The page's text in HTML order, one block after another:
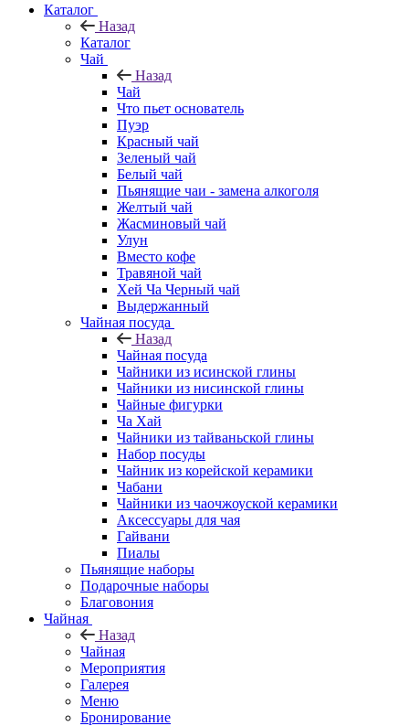
Каталог
Назад
Каталог
Чай
Назад
Чай
Что пьет основатель
Пуэр
Красный чай
Зеленый чай
Белый чай
Пьянящие чаи - замена алкоголя
Желтый чай
Жасминовый чай
Улун
Вместо кофе
Травяной чай
Хей Ча Черный чай
Выдержанный
Чайная посуда
Назад
Чайная посуда
Чайники из исинской глины
Чайники из нисинской глины
Чайные фигурки
Ча Хай
Чайники из тайваньской глины
Набор посуды
Чайник из корейской керамики
Чабани
Чайники из чаочжоуской керамики
Аксессуары для чая
Гайвани
Пиалы
Пьянящие наборы
Подарочные наборы
Благовония
Чайная
Назад
Чайная
Мероприятия
Галерея
Меню
Бронирование